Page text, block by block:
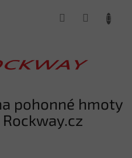
pohonné hmoty